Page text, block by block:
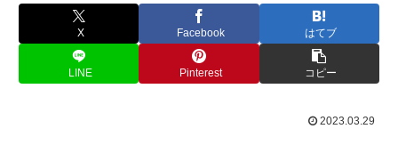
X Facebook はてブ
LINE Pinterest コピー
2023.03.29